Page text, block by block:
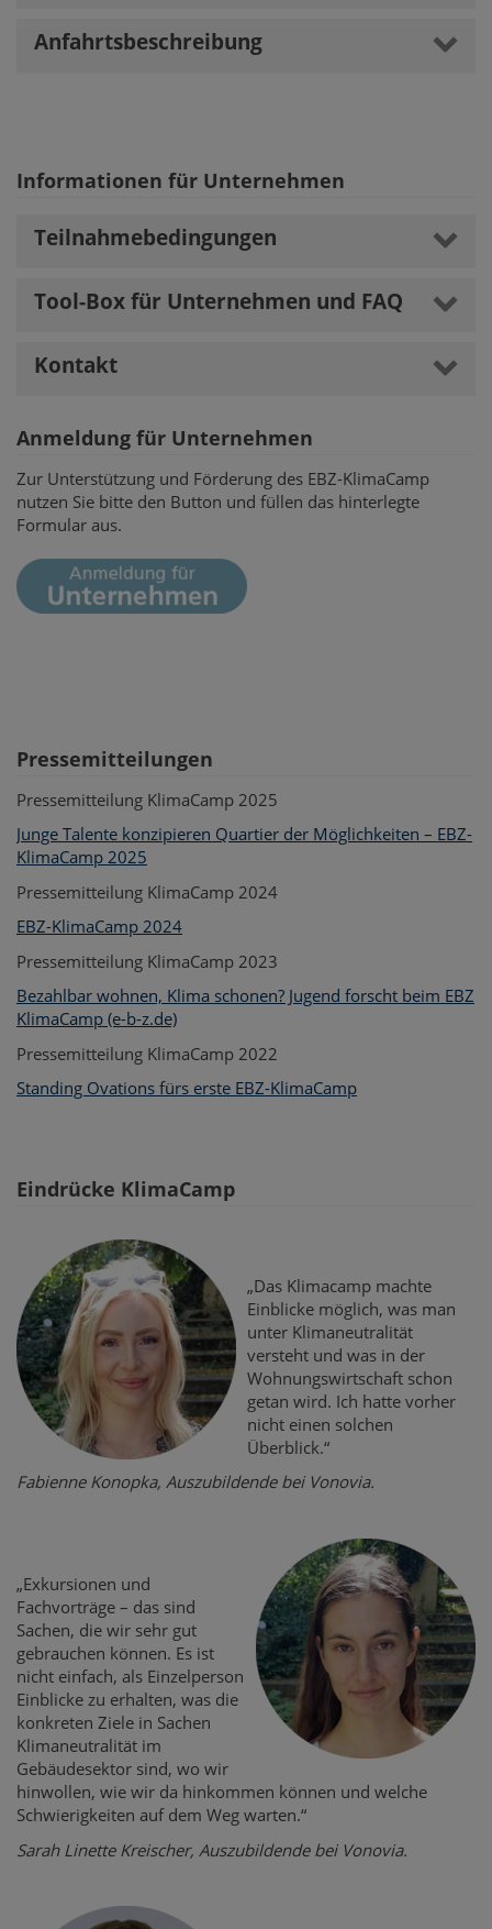
Anfahrtsbeschreibung
Informationen für Unternehmen
Teilnahmebedingungen
Tool-Box für Unternehmen und FAQ
Kontakt
Anmeldung für Unternehmen
Zur Unterstützung und Förderung des EBZ-KlimaCamp
nutzen Sie bitte den Button und füllen das hinterlegte
Formular aus.
Pressemitteilungen
Pressemitteilung KlimaCamp 2025
Junge Talente konzipieren Quartier der Möglichkeiten – EBZ-
KlimaCamp 2025
Pressemitteilung KlimaCamp 2024
EBZ-KlimaCamp 2024
Pressemitteilung KlimaCamp 2023
Bezahlbar wohnen, Klima schonen? Jugend forscht beim EBZ
KlimaCamp (e-b-z.de)
Pressemitteilung KlimaCamp 2022
Standing Ovations fürs erste EBZ-KlimaCamp
Eindrücke KlimaCamp
„Das Klimacamp machte
Einblicke möglich, was man
unter Klimaneutralität
versteht und was in der
Wohnungswirtschaft schon
getan wird. Ich hatte vorher
nicht einen solchen
Überblick.“
Fabienne Konopka, Auszubildende bei Vonovia.
„Exkursionen und
Fachvorträge – das sind
Sachen, die wir sehr gut
gebrauchen können. Es ist
nicht einfach, als Einzelperson
Einblicke zu erhalten, was die
konkreten Ziele in Sachen
Klimaneutralität im
Gebäudesektor sind, wo wir
hinwollen, wie wir da hinkommen können und welche
Schwierigkeiten auf dem Weg warten.“
Sarah Linette Kreischer, Auszubildende bei Vonovia.